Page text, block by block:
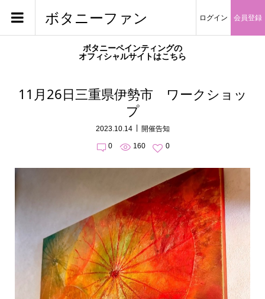
ボタニーファン ログイン 会員登録
ボタニーペインティングの
オフィシャルサイトはこちら
11月26日三重県伊勢市 ワークショッ
プ
2023.10.14 開催告知
0 160 0